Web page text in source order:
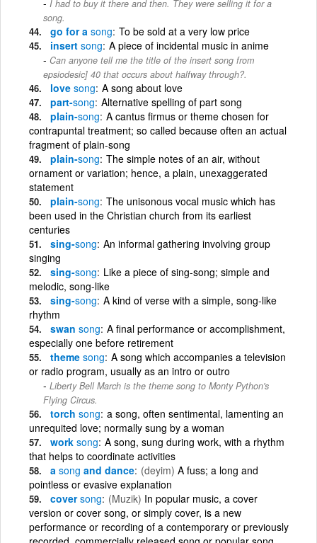
I had to buy it there and then. They were selling it for a
song.
go for a song To be sold at a very low price
insert song A piece of incidental music in anime
Can anyone tell me the title of the insert song from
epsiodesic] 40 that occurs about halfway through?.
love song A song about love
part-song Alternative spelling of part song
plain-song A cantus firmus or theme chosen for
contrapuntal treatment; so called because often an actual
fragment of plain-song
plain-song The simple notes of an air, without
ornament or variation; hence, a plain, unexaggerated
statement
plain-song The unisonous vocal music which has
been used in the Christian church from its earliest
centuries
sing-song An informal gathering involving group
singing
sing-song Like a piece of sing-song; simple and
melodic, song-like
sing-song A kind of verse with a simple, song-like
rhythm
swan song A final performance or accomplishment,
especially one before retirement
theme song A song which accompanies a television
or radio program, usually as an intro or outro
Liberty Bell March is the theme song to Monty Python's
Flying Circus.
torch song a song, often sentimental, lamenting an
unrequited love; normally sung by a woman
work song A song, sung during work, with a rhythm
that helps to coordinate activities
a song and dance (deyim) A fuss; a long and
pointless or evasive explanation
coversong (Muzik) In popular music, a cover
version or cover song, or simply cover, is a new
performance or recording of a contemporary or previously